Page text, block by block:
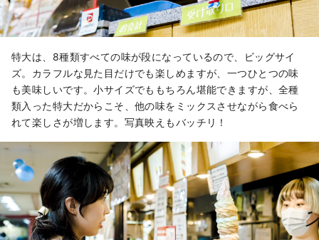
特大は、8種類すべての味が段になっているので、ビッグサイ
ズ。カラフルな見た目だけでも楽しめますが、一つひとつの味
も美味しいです。小サイズでももちろん堪能できますが、全種
類入った特大だからこそ、他の味をミックスさせながら食べら
れて楽しさが増します。写真映えもバッチリ！